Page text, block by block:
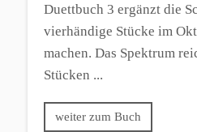
Duettbuch 3 ergänzt die
vierhändige Stücke im
machen. Das Spektrum
Stücken ...
weiter zum Buch